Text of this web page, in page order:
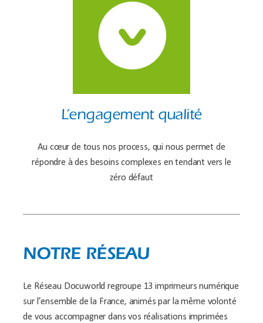
L’engagement qualité
Au cœur de tous nos process, qui nous permet de
répondre à des besoins complexes en tendant vers le
zéro défaut
NOTRE RÉSEAU
Le Réseau Docuworld regroupe 13 imprimeurs numérique
sur l’ensemble de la France, animés par la même volonté
de vous accompagner dans vos réalisations imprimées